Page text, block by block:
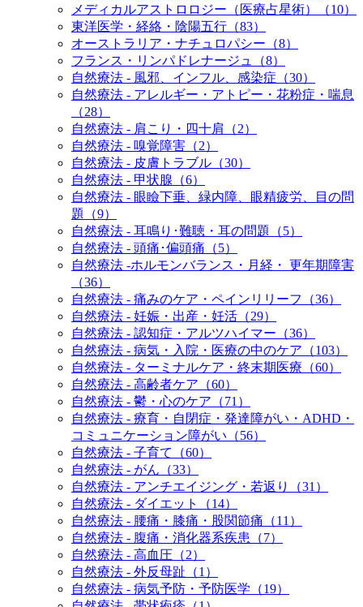
メディカルアストロロジー（医療占星術）（10）
東洋医学・経絡・陰陽五行（83）
オーストラリア・ナチュロパシー（8）
フランス・リンパドレナージュ（8）
自然療法 - 風邪、インフル、感染症（30）
自然療法 - アレルギー・アトピー・花粉症・喘息
（28）
自然療法 - 肩こり・四十肩（2）
自然療法 - 嗅覚障害（2）
自然療法 - 皮膚トラブル（30）
自然療法 - 甲状腺（6）
自然療法 - 眼瞼下垂、緑内障、眼精疲労、目の問
題（9）
自然療法 - 耳鳴り･難聴・耳の問題（5）
自然療法 - 頭痛･偏頭痛（5）
自然療法 -ホルモンバランス・月経・ 更年期障害
（36）
自然療法 - 痛みのケア・ペインリリーフ（36）
自然療法 - 妊娠・出産・妊活（29）
自然療法 - 認知症・アルツハイマー（36）
自然療法 - 病気・入院・医療の中のケア（103）
自然療法 - ターミナルケア・終末期医療（60）
自然療法 - 高齢者ケア（60）
自然療法 - 鬱・心のケア（71）
自然療法 - 療育・自閉症・発達障がい・ADHD・
コミュニケーション障がい（56）
自然療法 - 子育て（60）
自然療法 - がん（33）
自然療法 - アンチエイジング・若返り（31）
自然療法 - ダイエット（14）
自然療法 - 腰痛・膝痛・股関節痛（11）
自然療法 - 腹痛・消化器系疾患（7）
自然療法 - 高血圧（2）
自然療法 - 外反母趾（1）
自然療法 - 病気予防・予防医学（19）